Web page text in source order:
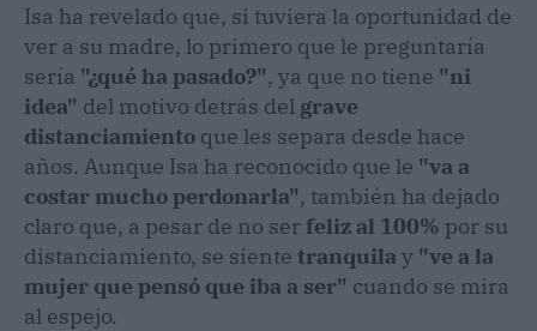
Isa ha revelado que, si tuviera la oportunidad de
ver a su madre, lo primero que le preguntaría
sería "¿qué ha pasado?", ya que no tiene "ni
idea" del motivo detrás del grave
distanciamiento que les separa desde hace
años. Aunque Isa ha reconocido que le "va a
costar mucho perdonarla", también ha dejado
claro que, a pesar de no ser feliz al 100% por su
distanciamiento, se siente tranquila y "ve a la
mujer que pensó que iba a ser" cuando se mira
al espejo.